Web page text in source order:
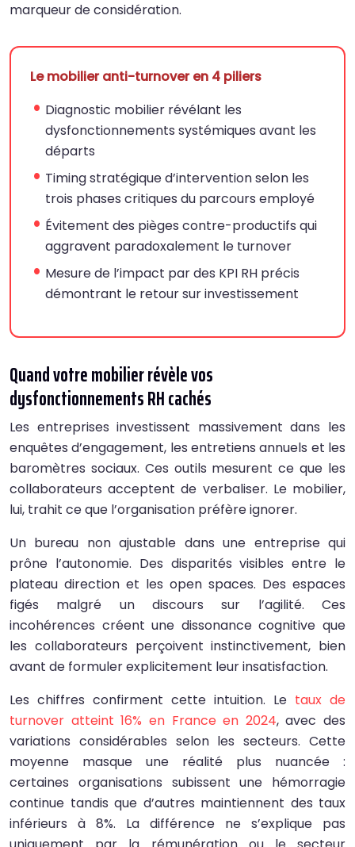
marqueur de considération.
Le mobilier anti-turnover en 4 piliers
Diagnostic mobilier révélant les
dysfonctionnements systémiques avant les
départs
Timing stratégique d’intervention selon les
trois phases critiques du parcours employé
Évitement des pièges contre-productifs qui
aggravent paradoxalement le turnover
Mesure de l’impact par des KPI RH précis
démontrant le retour sur investissement
Quand votre mobilier révèle vos
dysfonctionnements RH cachés
Les entreprises investissent massivement dans les
enquêtes d’engagement, les entretiens annuels et les
baromètres sociaux. Ces outils mesurent ce que les
collaborateurs acceptent de verbaliser. Le mobilier,
lui, trahit ce que l’organisation préfère ignorer.
Un bureau non ajustable dans une entreprise qui
prône l’autonomie. Des disparités visibles entre le
plateau direction et les open spaces. Des espaces
figés malgré un discours sur l’agilité. Ces
incohérences créent une dissonance cognitive que
les collaborateurs perçoivent instinctivement, bien
avant de formuler explicitement leur insatisfaction.
Les chiffres confirment cette intuition. Le taux de
turnover atteint 16% en France en 2024, avec des
variations considérables selon les secteurs. Cette
moyenne masque une réalité plus nuancée :
certaines organisations subissent une hémorragie
continue tandis que d’autres maintiennent des taux
inférieurs à 8%. La différence ne s’explique pas